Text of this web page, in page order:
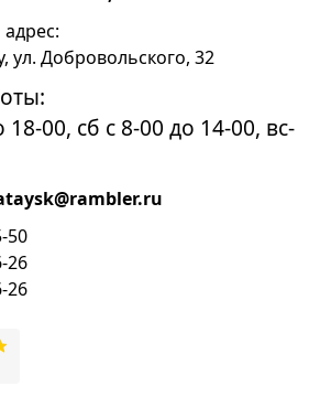
ул. Добровольского, 32
18-00, сб с 8-00 до 14-00, вс-
50
26
26